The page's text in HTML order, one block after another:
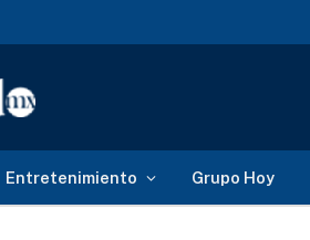
Entretenimiento Grupo Hoy